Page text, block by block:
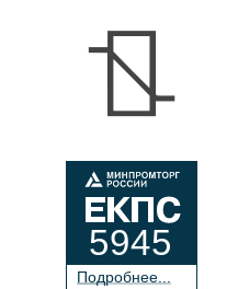
Подробнее...
5945